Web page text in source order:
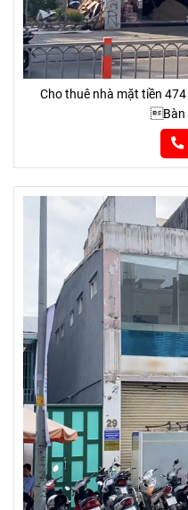
Cho thuê nhà mặt tiền
Bàn